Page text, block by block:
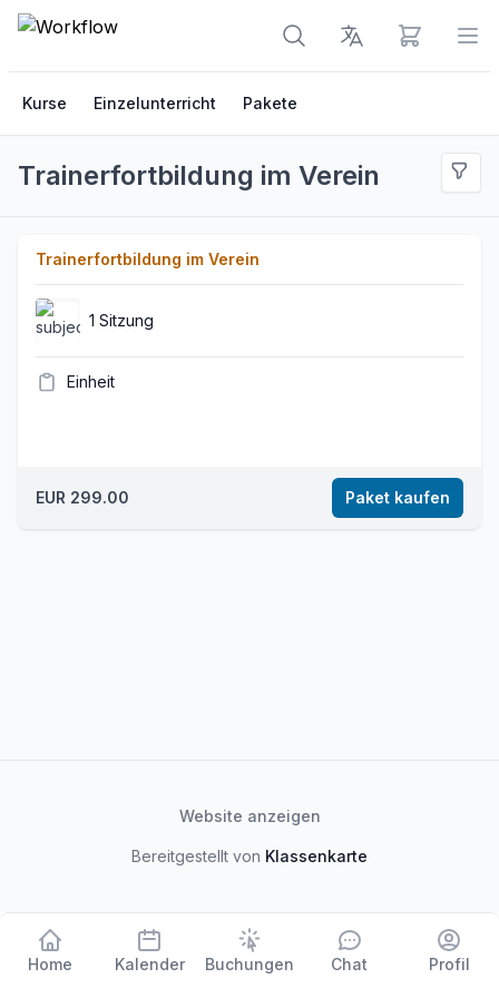
Warenkorb
Kurse Einzelunterricht Pakete
Trainerfortbildung im Verein
Trainerfortbildung im Verein
1 Sitzung
Einheit
EUR 299.00 Paket kaufen
Website anzeigen
Bereitgestellt von Klassenkarte
Home Kalender Buchungen Chat Profil